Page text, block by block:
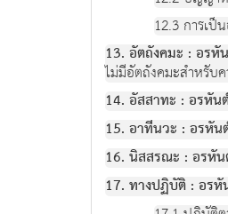
12.3 การเ
13. อัตถังคมะ : อรหั
ไม่มีอัตถังคมะสำหรับ
14. อัสสาทะ : อรหัน
15. อาทีนวะ : อรหัน
16. นิสสรณะ : อรหั
17. ทางปฏิบัติ : อร